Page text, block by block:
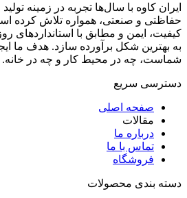
ایران کاوه با سال‌ها تجربه در زمینه
حفاظتی و صنعتی، همواره تلاش کرده است
کیفیت، ایمن و مطابق با استانداردهای روز
به بهترین شکل برآورده سازد. هدف ما
شماست، چه در محیط کار و چه در خانه.
دسترسی سریع
صفحه اصلی
مقالات
درباره ما
تماس با ما
فروشگاه
دسته بندی محصولات